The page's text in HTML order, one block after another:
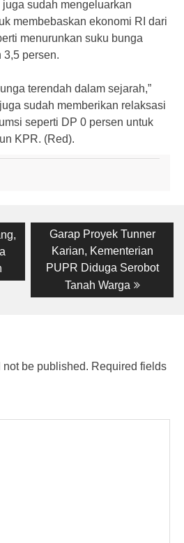
sudah mengeluarkan
membebaskan ekonomi RI dari
menurunkan suku bunga
3,5 persen.
terendah dalam sejarah,”
sudah memberikan relaksasi
seperti DP 0 persen untuk
KPR. (Red).
Next
post:
Garap Proyek Tunner
Karian, Kementerian
PUPR Diduga Serobot
Tanah Warga
be published. Required fields